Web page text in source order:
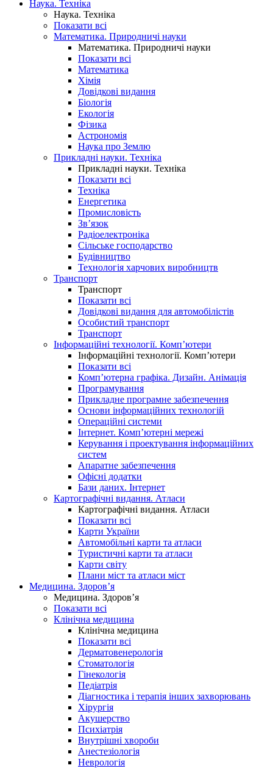
Наука. Техніка
Наука. Техніка
Показати всі
Математика. Природничі науки
Математика. Природничі науки
Показати всі
Математика
Хімія
Довідкові видання
Біологія
Екологія
Фізика
Астрономія
Наука про Землю
Прикладні науки. Техніка
Прикладні науки. Техніка
Показати всі
Техніка
Енергетика
Промисловість
Зв’язок
Радіоелектроніка
Сільське господарство
Будівництво
Технологія харчових виробництв
Транспорт
Транспорт
Показати всі
Довідкові видання для автомобілістів
Особистий транспорт
Транспорт
Інформаційні технології. Комп’ютери
Інформаційні технології. Комп’ютери
Показати всі
Комп’ютерна графіка. Дизайн. Анімація
Програмування
Прикладне програмне забезпечення
Основи інформаційних технологій
Операційні системи
Інтернет. Комп’ютерні мережі
Керування і проектування інформаційних
систем
Апаратне забезпечення
Офісні додатки
Бази даних. Інтернет
Картографічні видання. Атласи
Картографічні видання. Атласи
Показати всі
Карти України
Автомобільні карти та атласи
Туристичні карти та атласи
Карти світу
Плани міст та атласи міст
Медицина. Здоров’я
Медицина. Здоров’я
Показати всі
Клінічна медицина
Клінічна медицина
Показати всі
Дерматовенерологія
Стоматологія
Гінекологія
Педіатрія
Діагностика і терапія інших захворювань
Хірургія
Акушерство
Психіатрія
Внутрішні хвороби
Анестезіологія
Неврологія